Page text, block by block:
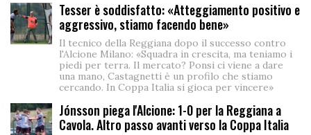
Tesser è soddisfatto: «Atteggiamento positivo e
aggressivo, stiamo facendo bene»
Il tecnico della Reggiana dopo il successo contro
l'Alcione Milano: «Squadra in crescita, ma teniamo i
piedi per terra. Il mercato? Ponsi ci viene a dare
una mano, Castagnetti è un profilo che stiamo
cercando. In Coppa Italia si gioca per vincere»
Jónsson piega l'Alcione: 1-0 per la Reggiana a
Cavola. Altro passo avanti verso la Coppa Italia